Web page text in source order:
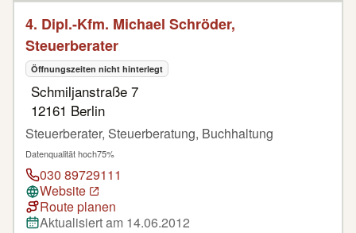
4. Dipl.-Kfm. Michael Schröder,
Steuerberater
Öffnungszeiten nicht hinterlegt
Schmiljanstraße 7
12161 Berlin
Steuerberater, Steuerberatung, Buchhaltung
Datenqualität hoch75%
030 89729111
Website
Route planen
Aktualisiert am 14.06.2012